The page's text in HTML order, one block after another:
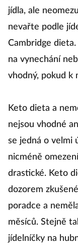
jídla, ale
nevařte podle
Cambridge
na vynechání
vhodný, pokud k
Keto dieta a
nejsou vhodné
se jedná o velmi
nicméně
drastické. Keto
dozorem
poradce a
měsíců. Stejně
jídelníčky na